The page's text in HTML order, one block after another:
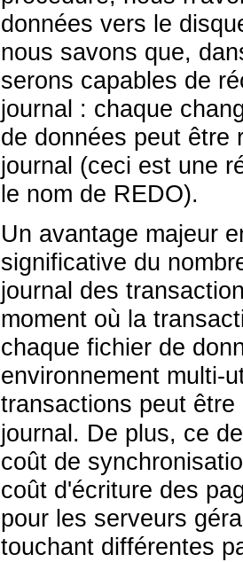
données vers le
nous savons que,
serons capables de
journal : chaque
de données peut être
journal (ceci est une
le nom de REDO).
Un avantage majeur
significative du
journal des
moment où la
chaque fichier de
environnement multi-
transactions peut
journal. De plus, ce
coût de
coût d'écriture des
pour les serveurs
touchant différentes